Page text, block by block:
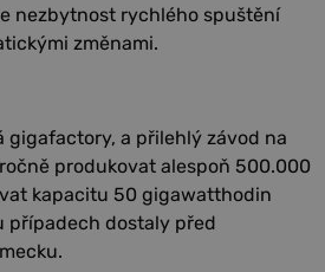
nezbytnost rychlého spuštění
změnami.
gigafactory, a přilehlý závod na
produkovat alespoň 500.000
kapacitu 50 gigawatthodin
případech dostaly před